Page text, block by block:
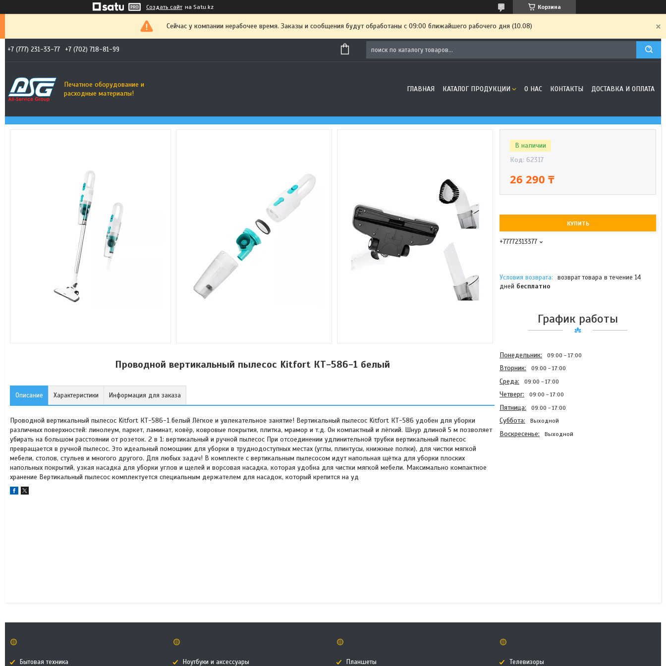
Создать сайт на Satu.kz Корзина
Сейчас у компании нерабочее время. Заказы и сообщения будут обработаны с 09:00 ближайшего рабочего дня (10.08)
+7 (777) 231-33-77 +7 (702) 718-81-99
Печатное оборудование и
расходные материалы!
ГЛАВНАЯ КАТАЛОГ ПРОДУКЦИИ О НАС КОНТАКТЫ ДОСТАВКА И ОПЛАТА
Проводной вертикальный пылесос Kitfort КТ-586-1 белый
Описание Характеристики Информация для заказа
Проводной вертикальный пылесос Kitfort КТ-586-1 белый Лёгкое и увлекательное занятие! Вертикальный пылесос Kitfort КТ-586 удобен для уборки
различных поверхностей: линолеум, паркет, ламинат, ковёр, ковровые покрытия, плитка, мрамор и т.д. Он компактный и лёгкий. Шнур длиной 5 м позволяет
убирать на большом расстоянии от розеток. 2 в 1: вертикальный и ручной пылесос При отсоединении удлинительной трубки вертикальный пылесос
превращается в ручной пылесос. Это идеальный помощник для уборки в труднодоступных местах (углы, плинтусы, книжные полки), для чистки мягкой
мебели, столов, стульев и многого другого. Для любых задач! В комплекте с вертикальным пылесосом идут напольная щётка для уборки плоских
напольных покрытий, узкая насадка для уборки углов и щелей и ворсовая насадка, которая удобна для чистки мягкой мебели. Максимально компактное
хранение Вертикальный пылесос комплектуется специальным держателем для насадок, который крепится на уд
В наличии
Код: 62317
26 290 ₸
КУПИТЬ
+77772313377
возврат товара в течение 14
дней бесплатно
График работы
Понедельник 09:00 17:00
Вторник 09:00 17:00
Среда 09:00 17:00
Четверг 09:00 17:00
Пятница 09:00 17:00
Суббота Выходной
Воскресенье Выходной
🟡
Бытовая техника
🟡
Ноутбуки и аксессуары
🟡
Планшеты
🟡
Телевизоры